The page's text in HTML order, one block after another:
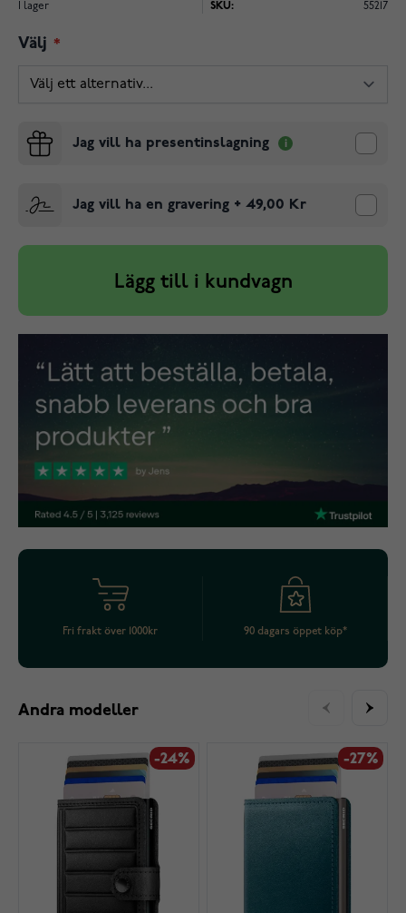
I lager SKU: 55217
Välj
Jag vill ha presentinslagning
Jag vill ha en gravering + 49,00 Kr
Lägg till i kundvagn
Fri frakt över 1000kr 90 dagars öppet köp*
Andra modeller
-24% -27%